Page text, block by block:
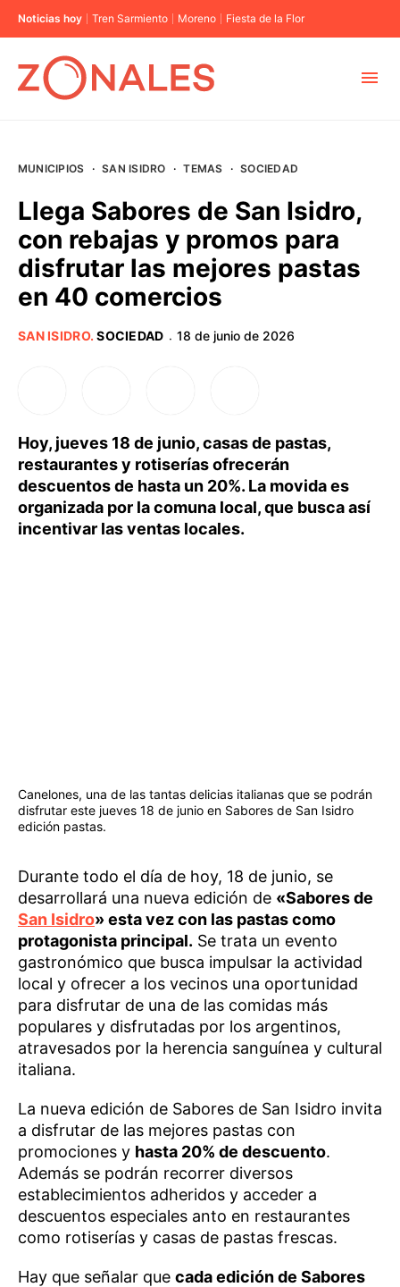
Noticias hoy Tren Sarmiento Moreno Fiesta de la Flor
BUENOS AIRES
PROVINCIAS
MUNICIPIOS · SAN ISIDRO · TEMAS · SOCIEDAD
Llega Sabores de San Isidro,
con rebajas y promos para
disfrutar las mejores pastas
en 40 comercios
SAN ISIDRO.SOCIEDAD · 18 de junio de 2026
Hoy, jueves 18 de junio, casas de pastas,
restaurantes y rotiserías ofrecerán
descuentos de hasta un 20%. La movida es
organizada por la comuna local, que busca así
incentivar las ventas locales.
Canelones, una de las tantas delicias italianas que se podrán
disfrutar este jueves 18 de junio en Sabores de San Isidro
edición pastas.
Durante todo el día de hoy, 18 de junio, se
desarrollará una nueva edición de «Sabores de
San Isidro» esta vez con las pastas como
protagonista principal. Se trata un evento
gastronómico que busca impulsar la actividad
local y ofrecer a los vecinos una oportunidad
para disfrutar de una de las comidas más
populares y disfrutadas por los argentinos,
atravesados por la herencia sanguínea y cultural
italiana.
La nueva edición de Sabores de San Isidro invita
a disfrutar de las mejores pastas con
promociones y hasta 20% de descuento.
Además se podrán recorrer diversos
establecimientos adheridos y acceder a
descuentos especiales anto en restaurantes
como rotiserías y casas de pastas frescas.
Hay que señalar que cada edición de Sabores